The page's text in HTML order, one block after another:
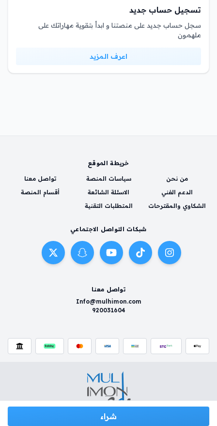
تسجيل حساب جديد
سجل حساب جديد على منصتنا و ابدأ بتقوية مهاراتك على
ملهمون
اعرف المزيد
شراء
خريطة الموقع
من نحن سياسات المنصة
تواصل معنا
الدعم الفني
الاسئلة الشائعة
أقسام المنصة
الشكاوي والمقترحات
المتطلبات التقنية
شبكات التواصل الاجتماعي
تواصل معنا
Info@mulhimon.com
920031604